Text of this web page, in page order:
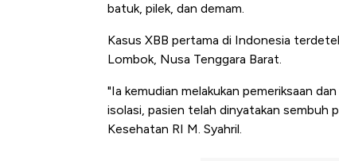
batuk, pilek, dan demam.
Kasus XBB pertama di Indonesia
Lombok, Nusa Tenggara Barat.
"Ia kemudian melakukan pemeriksaan
isolasi, pasien telah dinyatakan sembuh
Kesehatan RI M. Syahril.